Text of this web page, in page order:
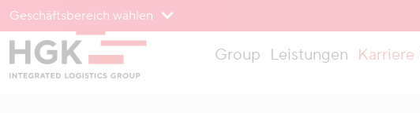
Zum Menü
Zum Inhalt
Geschäftsbereich wählen
Group Leistungen Karriere